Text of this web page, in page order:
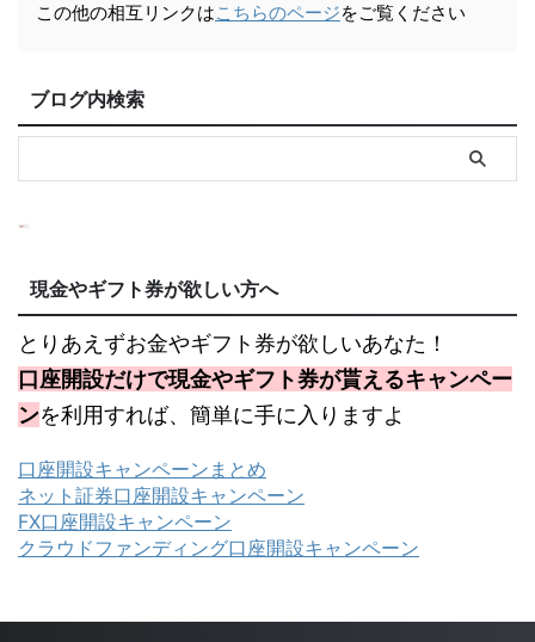
この他の相互リンクはこちらのページをご覧ください
ブログ内検索
現金やギフト券が欲しい方へ
とりあえずお金やギフト券が欲しいあなた！
口座開設だけで現金やギフト券が貰えるキャンペー
ンを利用すれば、簡単に手に入りますよ
口座開設キャンペーンまとめ
ネット証券口座開設キャンペーン
FX口座開設キャンペーン
クラウドファンディング口座開設キャンペーン